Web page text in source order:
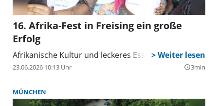
16. Afrika-Fest in Freising ein große
Erfolg
Afrikanische Kultur und leckeres Essen
23.06.2026 10:13 Uhr query_builder3min
MÜNCHEN